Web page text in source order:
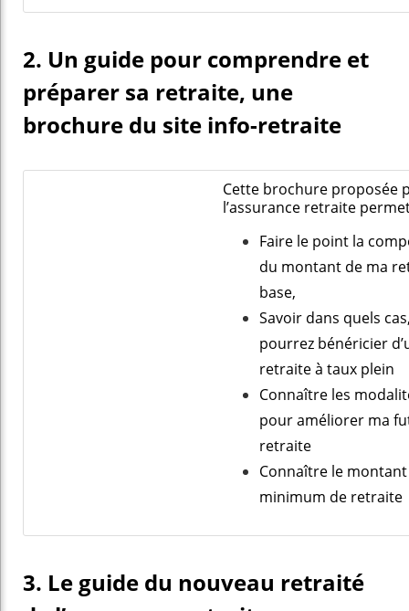
2. Un guide pour comprendre et
préparer sa retraite, une
brochure du site info-retraite
Cette brochure proposée
l’assurance retraite
Faire le point la
du montant de ma
base,
Savoir dans quels
pourrez bénéricier
retraite à taux plein
Connaître les
pour améliorer ma
retraite
Connaître le montant
minimum de retraite
3. Le guide du nouveau retraité